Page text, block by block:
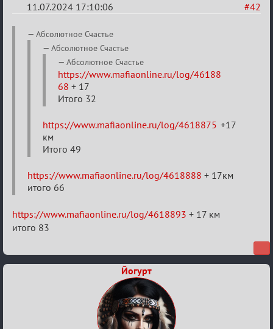
#42
11.07.2024 17:10:06
Re:
градусов
Бертозиму
Aбсолютное Счастье
Aбсолютное Счастье
Aбсолютное Счастье
https://www.mafiaonline.ru/log/46188
68 + 17
Итого 32
https://www.mafiaonline.ru/log/4618875 +17
км
Итого 49
https://www.mafiaonline.ru/log/4618888 + 17км
итого 66
https://www.mafiaonline.ru/log/4618893 + 17 км
итого 83
Йогурт